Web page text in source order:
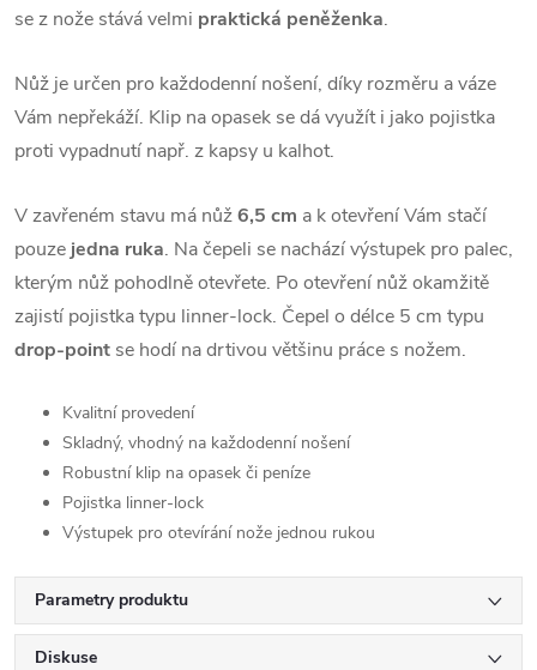
se z nože stává velmi praktická peněženka.
Nůž je určen pro každodenní nošení, díky rozměru a váze
Vám nepřekáží. Klip na opasek se dá využít i jako pojistka
proti vypadnutí např. z kapsy u kalhot.
V zavřeném stavu má nůž6,5 cm a k otevření Vám stačí
pouze jedna ruka. Na čepeli se nachází výstupek pro palec,
kterým nůž pohodlně otevřete. Po otevření nůž okamžitě
zajistí pojistka typu linner-lock. Čepel o délce 5 cm typu
drop-point se hodí na drtivou většinu práce s nožem.
Kvalitní provedení
Skladný, vhodný na každodenní nošení
Robustní klip na opasek či peníze
Pojistka linner-lock
Výstupek pro otevírání nože jednou rukou
Parametry produktu
Diskuse